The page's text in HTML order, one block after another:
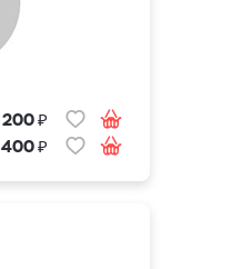
200₽
400₽